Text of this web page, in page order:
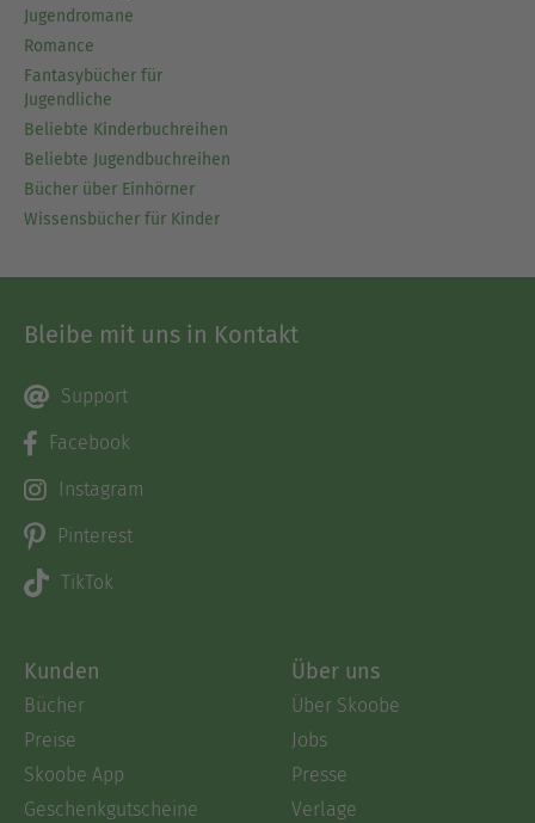
Jugendromane
Romance
Fantasybücher für
Jugendliche
Beliebte Kinderbuchreihen
Beliebte Jugendbuchreihen
Bücher über Einhörner
Wissensbücher für Kinder
Bleibe mit uns in Kontakt
Support
Facebook
Instagram
Pinterest
TikTok
Kunden
Bücher
Preise
Skoobe App
Geschenkgutscheine
Über uns
Über Skoobe
Jobs
Presse
Verlage